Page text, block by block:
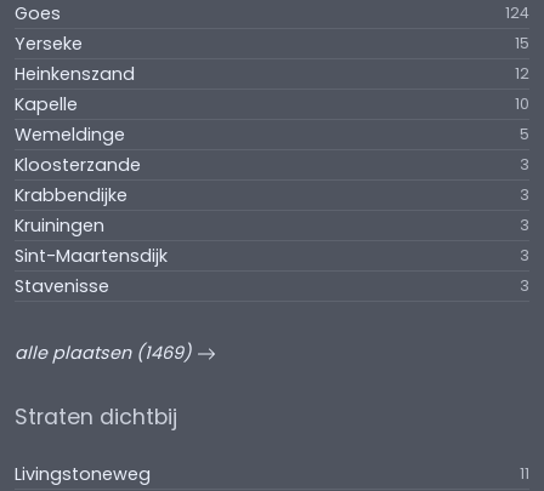
Goes 124
Yerseke 15
Heinkenszand 12
Kapelle 10
Wemeldinge 5
Kloosterzande 3
Krabbendijke 3
Kruiningen 3
Sint-Maartensdijk 3
Stavenisse 3
alle plaatsen (1469)
Straten dichtbij
Livingstoneweg 11